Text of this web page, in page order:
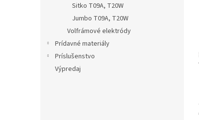
Sitko T09A, T20W
Jumbo T09A, T20W
Volfrámové elektródy
Prídavné materiály
Príslušenstvo
Výpredaj